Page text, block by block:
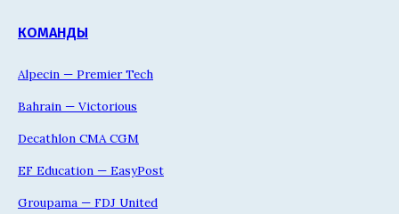
КОМАНДЫ
Alpecin — Premier Tech
Bahrain — Victorious
Decathlon CMA CGM
EF Education — EasyPost
Groupama — FDJ United